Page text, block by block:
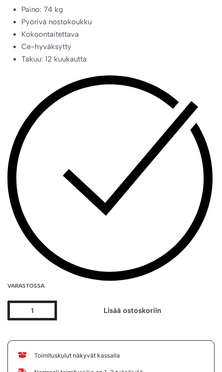
Paino: 74 kg
Pyörivä nostokoukku
Kokoontaitettava
Ce-hyväksytty
Takuu: 12 kuukautta
VARASTOSSA
Lisää ostoskoriin
Toimituskulut näkyvät kassalla